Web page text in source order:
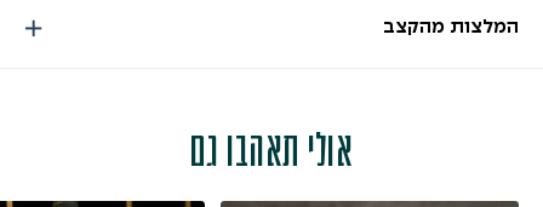
המלצות מהקצב
אולי תאהבו גם